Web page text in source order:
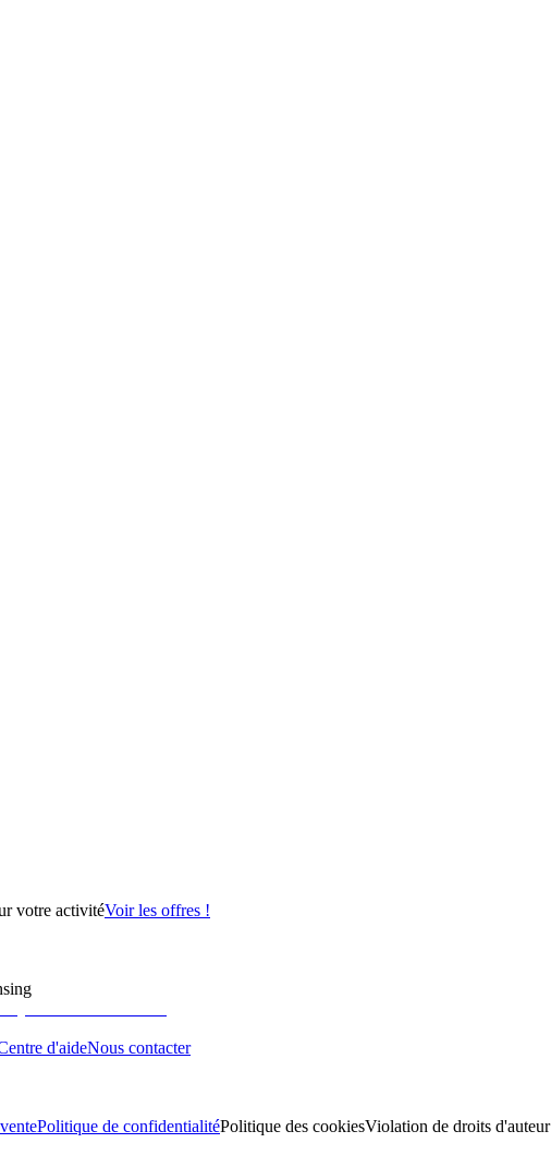
votre activitéVoir les offres !
d'aideNous contacter
Politique de confidentialitéPolitique des cookiesViolation de droits d'auteur